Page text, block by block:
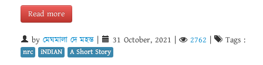
Read more
by মেঘমালা দে মহন্ত 31 October, 2021 2762 Tags :
nrc iNDIAN A Short Story